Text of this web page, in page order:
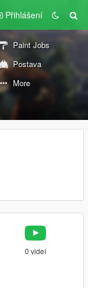
Přihlášení
Paint Jobs
Postava
More
0 videí